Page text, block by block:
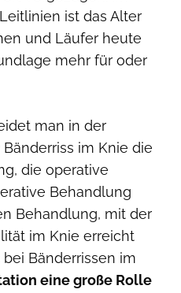
ist das Alter
und Läufer heute
mehr für oder
man in der
im Knie die
die operative
Behandlung
Behandlung, mit der
im Knie erreicht
Bänderrissen im
eine große Rolle